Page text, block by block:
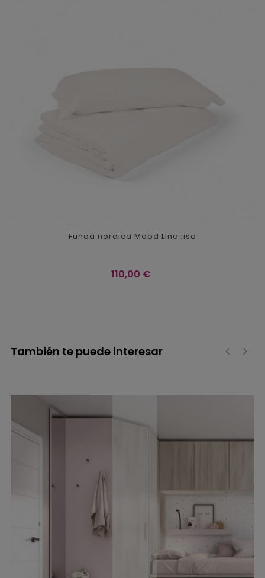
Funda nordica Mood Lino liso
Precio
110,00 €
También te puede interesar